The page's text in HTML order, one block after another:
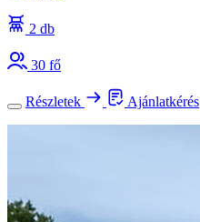
2 db
30 fő
Részletek Ajánlatkérés